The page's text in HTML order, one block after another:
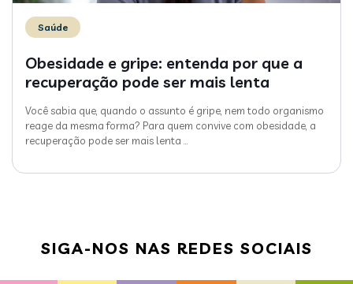
Saúde
Obesidade e gripe: entenda por que a
recuperação pode ser mais lenta
Você sabia que, quando o assunto é gripe, nem todo organismo
reage da mesma forma? Para quem convive com obesidade, a
recuperação pode ser mais lenta …
SIGA-NOS NAS REDES SOCIAIS